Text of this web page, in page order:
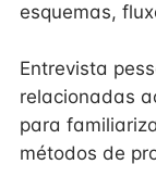
esquemas,
Entrevista
relacionadas
para
métodos de